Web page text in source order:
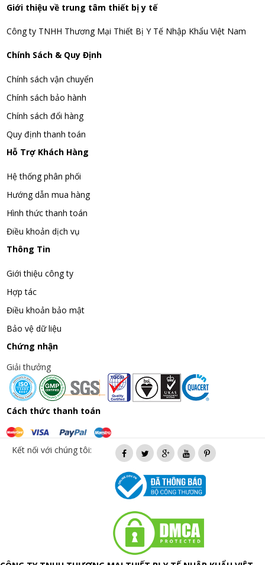
Giới thiệu về trung tâm thiết bị y tế
Công ty TNHH Thương Mại Thiết Bị Y Tế Nhập Khẩu Việt Nam
Chính Sách & Quy Định
Chính sách vận chuyển
Chính sách bảo hành
Chính sách đổi hàng
Quy định thanh toán
Hỗ Trợ Khách Hàng
Hệ thống phân phối
Hướng dẫn mua hàng
Hình thức thanh toán
Điều khoản dịch vụ
Thông Tin
Giới thiệu công ty
Hợp tác
Điều khoản bảo mật
Bảo vệ dữ liệu
Chứng nhận
Giải thưởng
Cách thức thanh toán
Kết nối với chúng tôi: